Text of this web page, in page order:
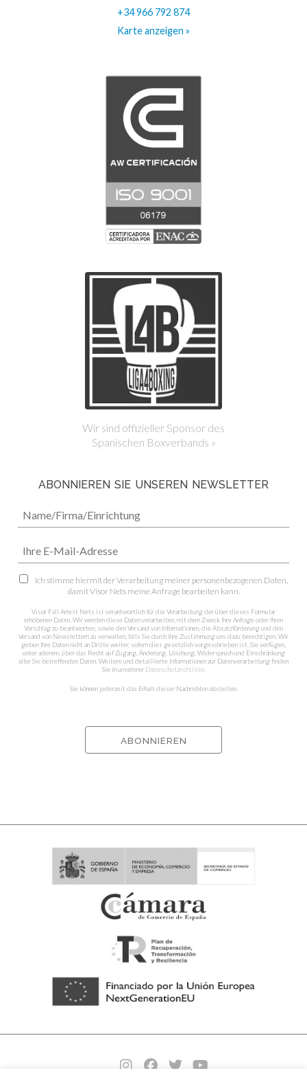
+34 966 792 874
Karte anzeigen »
Wir sind offizieller Sponsor des
Spanischen Boxverbands »
ABONNIEREN SIE UNSEREN NEWSLETTER
Ich stimme hiermit der Verarbeitung meiner personenbezogenen Daten,
damit Visor Nets meine Anfrage bearbeiten kann.
Visor Fall Arrest Nets ist verantwortlich für die Verarbeitung der über dieses Formular
erhobenen Daten. Wir werden diese Daten verarbeiten, mit dem Zweck Ihre Anfrage oder Ihren
Vorschlag zu beantworten, sowie den Versand von Informationen, die Absatzförderung und den
Versand von Newslettern zu verwalten, falls Sie durch Ihre Zustimmung uns dazu berechtigen. Wir
geben Ihre Daten nicht an Dritte weiter, sofern dies gesetzlich vorgeschrieben ist. Sie verfügen,
unter aderem, über das Recht auf Zugang, Änderung, Löschung, Widerspruch und Einschränkung
aller Sie betreffenden Daten. Weitere und detaillierte Informationen zur Datenverarbeitung finden
Sie in unsererer Datenschutzrichtlinie
Sie können jederzeit das Erhalt dieser Nachrichten abstellen.